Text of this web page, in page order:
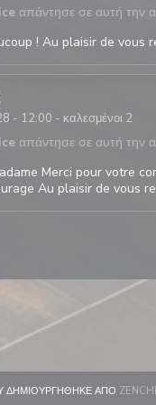
απάντησε σε αυτή την
! Au plaisir de vous
- 12:00 - καλεσμένοι 2
απάντησε σε αυτή την
Merci pour votre
Au plaisir de vous
ΔΗΜΙΟΥΡΓΉΘΗΚΕ ΑΠΌ